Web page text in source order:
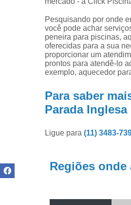
Pesquisando por onde
você pode achar
peneira para piscinas,
oferecidas para a sua
proporcionar um
prontos para atendê-lo
exemplo, aquecedor
Para saber
Parada Inglesa
Ligue para (11) 3483-
Regiões onde